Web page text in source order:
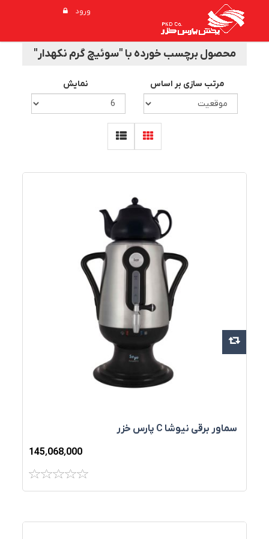
ورود
محصول برچسب خورده با "سوئیچ گرم نکهدار"
مرتب سازی بر اساس نمایش
سماور برقی نيوشا C پارس خزر
145٬068٬000